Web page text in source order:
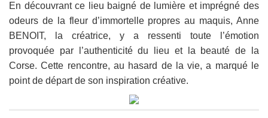
En découvrant ce lieu baigné de lumière et imprégné des
odeurs de la fleur d’immortelle propres au maquis, Anne
BENOIT, la créatrice, y a ressenti toute l’émotion
provoquée par l’authenticité du lieu et la beauté de la
Corse. Cette rencontre, au hasard de la vie, a marqué le
point de départ de son inspiration créative.